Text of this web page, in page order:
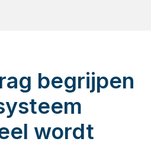
begrijpen
wordt